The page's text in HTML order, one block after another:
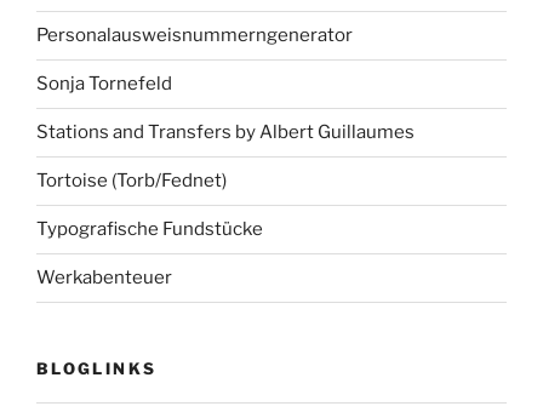
Personalausweisnummerngenerator
Sonja Tornefeld
Stations and Transfers by Albert Guillaumes
Tortoise (Torb/Fednet)
Typografische Fundstücke
Werkabenteuer
BLOGLINKS